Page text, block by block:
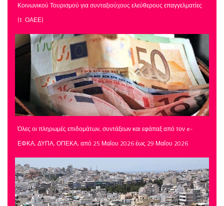
Κοινωνικού Τουρισμού για συνταξιούχους ελεύθερους επαγγελματίες
(τ. ΟΑΕΕ)
Όλες οι πληρωμές επιδομάτων, συντάξεων και εφάπαξ από τον e-
ΕΦΚΑ, ΔΥΠΑ, ΟΠΕΚΑ, από 25 Μαΐου 2026 έως 29 Μαΐου 2026